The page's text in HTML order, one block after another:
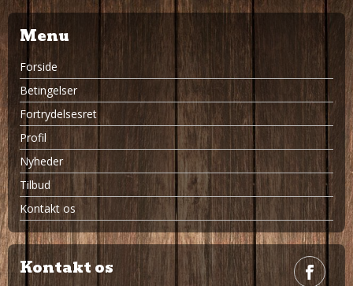
Menu
Forside
Betingelser
Fortrydelsesret
Profil
Nyheder
Tilbud
Kontakt os
Kontakt os